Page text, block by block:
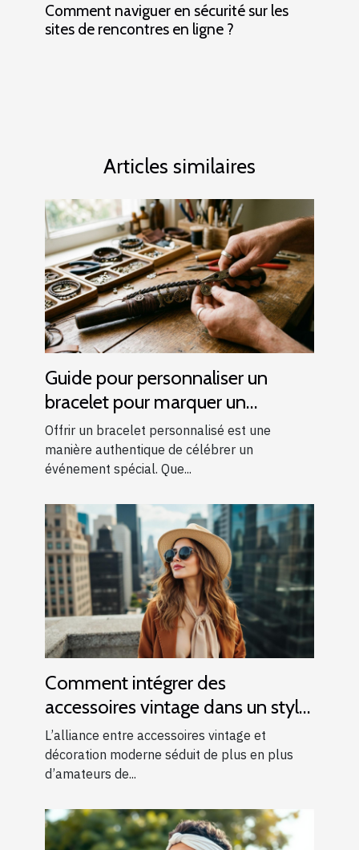
Comment naviguer en sécurité sur les
sites de rencontres en ligne ?
Articles similaires
Guide pour personnaliser un
bracelet pour marquer un
événement spécial
Offrir un bracelet personnalisé est une
manière authentique de célébrer un
événement spécial. Que...
Comment intégrer des
accessoires vintage dans un style
moderne ?
L’alliance entre accessoires vintage et
décoration moderne séduit de plus en plus
d’amateurs de...